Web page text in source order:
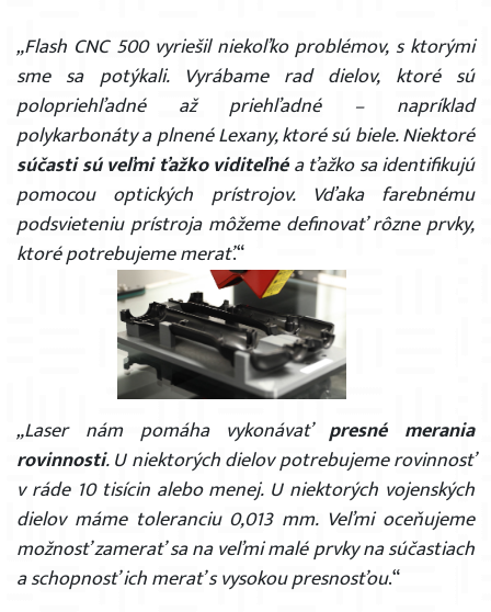
„Flash CNC 500 vyriešil niekoľko problémov, s ktorými
sme sa potýkali. Vyrábame rad dielov, ktoré sú
polopriehľadné až priehľadné – napríklad
polykarbonáty a plnené Lexany, ktoré sú biele. Niektoré
súčasti sú veľmi ťažko viditeľnéa ťažko sa identifikujú
pomocou optických prístrojov. Vďaka farebnému
podsvieteniu prístroja môžeme definovať rôzne prvky,
ktoré potrebujeme merať.“
„Laser nám pomáha vykonávaťpresné merania
rovinnosti. U niektorých dielov potrebujeme rovinnosť
v ráde 10 tisícin alebo menej. U niektorých vojenských
dielov máme toleranciu 0,013 mm. Veľmi oceňujeme
možnosť zamerať sa na veľmi malé prvky na súčastiach
a schopnosť ich merať s vysokou presnosťou.“